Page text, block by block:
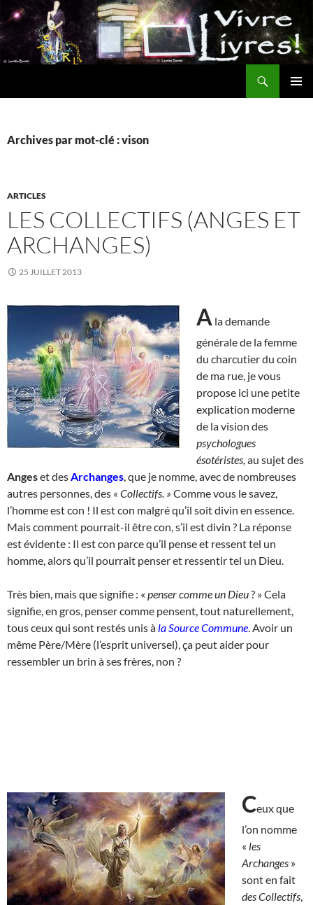
Aller
au
contenu
Archives par mot-clé : vison
ARTICLES
LES COLLECTIFS (ANGES ET
ARCHANGES)
25 JUILLET 2013
A la demande
générale de la femme
du charcutier du coin
de ma rue, je vous
propose ici une petite
explication moderne
de la vision des
psychologues
ésotéristes, au sujet des
Angeset des Archanges , que je nomme, avec de nombreuses
autres personnes, des « Collectifs. » Comme vous le savez,
l’homme est con ! Il est con malgré qu’il soit divin en essence.
Mais comment pourrait-il être con, s’il est divin ? La réponse
est évidente : Il est con parce qu’il pense et ressent tel un
homme, alors qu’il pourrait penser et ressentir tel un Dieu.
Très bien, mais que signifie : « penser comme un Dieu? » Cela
signifie, en gros, penser comme pensent, tout naturellement,
tous ceux qui sont restés unis à la Source Commune . Avoir un
même Père/Mère (l’esprit universel), ça peut aider pour
ressembler un brin à ses frères, non ?
Ceux que
l’on nomme
« les
Archanges »
sont en fait
des Collectifs